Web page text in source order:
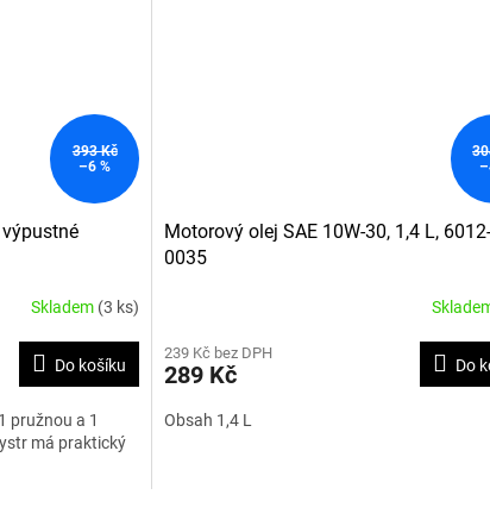
393 Kč
–6 %
Skladem (3 ks)
Do košíku
pružnou a 1
má praktický
Motorový olej SAE 10W-30, 1,4 L,
0035
239 Kč bez DPH
289 Kč Do
Obsah 1,4 L